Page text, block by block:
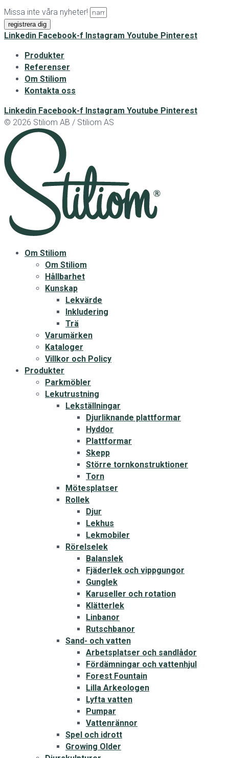
Missa inte våra nyheter!
registrera dig
Linkedin Facebook-f Instagram Youtube Pinterest
Produkter
Referenser
Om Stiliom
Kontakta oss
Linkedin Facebook-f Instagram Youtube Pinterest
© 2026 Stiliom AB / Stiliom AS
Om Stiliom
Om Stiliom
Hållbarhet
Kunskap
Lekvärde
Inkludering
Trä
Varumärken
Kataloger
Villkor och Policy
Produkter
Parkmöbler
Lekutrustning
Lekställningar
Djurliknande plattformar
Hyddor
Plattformar
Skepp
Större tornkonstruktioner
Torn
Mötesplatser
Rollek
Djur
Lekhus
Lekmobiler
Rörelselek
Balanslek
Fjäderlek och vippgungor
Gunglek
Karuseller och rotation
Klätterlek
Linbanor
Rutschbanor
Sand- och vatten
Arbetsplatser och sandlådor
Fördämningar och vattenhjul
Forest Fountain
Lilla Arkeologen
Lyfta vatten
Pumpar
Vattenrännor
Spel och idrott
Growing Older